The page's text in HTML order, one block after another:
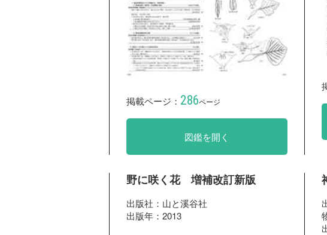
掲載ページ： 286ページ
図鑑を開く
野に咲く花 増補改訂新版
出版社：山と溪谷社
出版年：2013